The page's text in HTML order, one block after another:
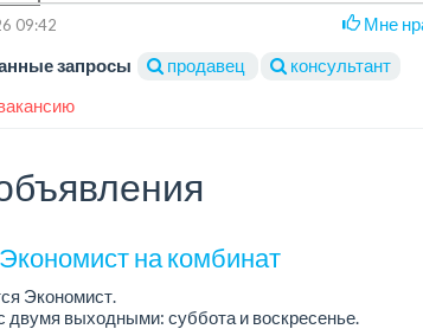
09:42
Мне
запросы
продавец консультант
на комбинат
Экономист.
двумя выходными: суббота и воскресенье.